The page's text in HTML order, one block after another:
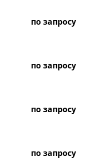
по запросу
по запросу
по запросу
по запросу